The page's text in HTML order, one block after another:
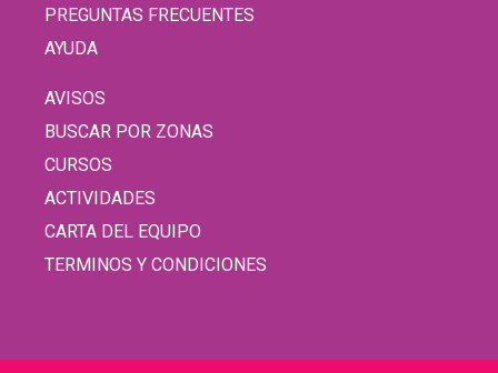
PREGUNTAS FRECUENTES
AYUDA
AVISOS
BUSCAR POR ZONAS
CURSOS
ACTIVIDADES
CARTA DEL EQUIPO
TERMINOS Y CONDICIONES